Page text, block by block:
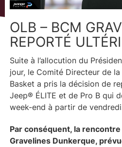
OLB – BCM
REPORTÉ
Suite à l’allocution du
jour, le Comité Directeur de
Basket a pris la décision de
Jeep® ÉLITE et de Pro B qui
week-end à partir de
Par conséquent, la rencontre
Gravelines Dunkerque,